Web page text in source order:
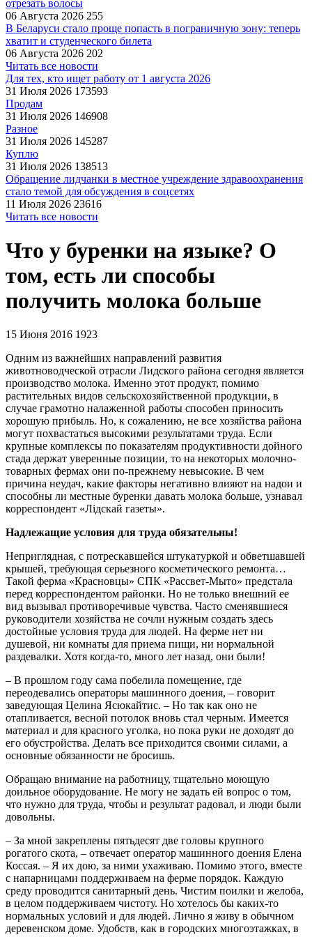
отрезать волосы
06 Августа 2026 255
В Беларуси стало проще попасть в пограничную зону: теперь
хватит и студенческого билета
06 Августа 2026 202
Читать все новости
Для тех, кто ищет работу от 1 августа 2026
31 Июля 2026 173593
Продам
31 Июля 2026 146908
Разное
31 Июля 2026 145287
Куплю
31 Июля 2026 138513
Обращение лидчанки в местное учреждение здравоохранения
стало темой для обсуждения в соцсетях
11 Июля 2026 23616
Читать все новости
Что у буренки на языке? О
том, есть ли способы
получить молока больше
15 Июня 2016 1923
Одним из важнейших направлений развития
животноводческой отрасли Лидского района сегодня является
производство молока. Именно этот продукт, помимо
растительных видов сельскохозяйственной продукции, в
случае грамотно налаженной работы способен приносить
хорошую прибыль. Но, к сожалению, не все хозяйства района
могут похвастаться высокими результатами труда. Если
крупные комплексы по показателям продуктивности дойного
стада держат уверенные позиции, то на некоторых молочно-
товарных фермах они по-прежнему невысокие. В чем
причина неудач, какие факторы негативно влияют на надои и
способны ли местные буренки давать молока больше, узнавал
корреспондент «Лідскай газеты».
Надлежащие условия для труда обязательны!
Неприглядная, с потрескавшейся штукатуркой и обветшавшей
крышей, требующая серьезного косметического ремонта…
Такой ферма «Красновцы» СПК «Рассвет-Мыто» предстала
перед корреспондентом районки. Но не только внешний ее
вид вызывал противоречивые чувства. Часто сменявшиеся
руководители хозяйства не сочли нужным создать здесь
достойные условия труда для людей. На ферме нет ни
душевой, ни комнаты для приема пищи, ни нормальной
раздевалки. Хотя когда-то, много лет назад, они были!
– В прошлом году сама побелила помещение, где
переодевались операторы машинного доения, – говорит
заведующая Целина Ясюкайтис. – Но так как оно не
отапливается, весной потолок вновь стал черным. Имеется
материал и для красного уголка, но пока руки не доходят до
его обустройства. Делать все приходится своими силами, а
основные обязанности не бросишь.
Обращаю внимание на работницу, тщательно моющую
доильное оборудование. Не могу не задать ей вопрос о том,
что нужно для труда, чтобы и результат радовал, и люди были
довольны.
– За мной закреплены пятьдесят две головы крупного
рогатого скота, – отвечает оператор машинного доения Елена
Коссая. – Я их дою, за ними ухаживаю. Помимо этого, вместе
с напарницами поддерживаем на ферме порядок. Каждую
среду проводится санитарный день. Чистим поилки и желоба,
в целом поддерживаем чистоту. Но хотелось бы каких-то
нормальных условий и для людей. Лично я живу в обычном
деревенском доме. Удобств, как в городских многоэтажках, в